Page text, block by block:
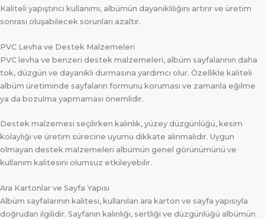
Kaliteli yapıştırıcı kullanımı, albümün dayanıklılığını artırır ve üretim
sonrası oluşabilecek sorunları azaltır.
PVC Levha ve Destek Malzemeleri
PVC levha ve benzeri destek malzemeleri, albüm sayfalarının daha
tok, düzgün ve dayanıklı durmasına yardımcı olur. Özellikle kaliteli
albüm üretiminde sayfaların formunu koruması ve zamanla eğilme
ya da bozulma yapmaması önemlidir.
Destek malzemesi seçilirken kalınlık, yüzey düzgünlüğü, kesim
kolaylığı ve üretim sürecine uyumu dikkate alınmalıdır. Uygun
olmayan destek malzemeleri albümün genel görünümünü ve
kullanım kalitesini olumsuz etkileyebilir.
Ara Kartonlar ve Sayfa Yapısı
Albüm sayfalarının kalitesi, kullanılan ara karton ve sayfa yapısıyla
doğrudan ilgilidir. Sayfanın kalınlığı, sertliği ve düzgünlüğü albümün